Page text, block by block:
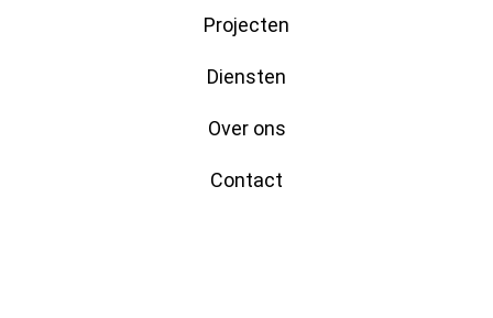
Projecten
Diensten
Over ons
Contact